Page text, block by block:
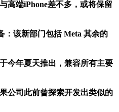
高端iPhone差不多，或将保留
该新部门包括 Meta 其余的
今年夏天推出，兼容所有主要
公司此前曾探索开发出类似的